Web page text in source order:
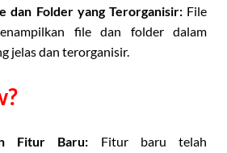
dan Folder yang Terorganisir:File
file dan folder dalam
jelas dan terorganisir.
Fitur Baru: Fitur baru telah